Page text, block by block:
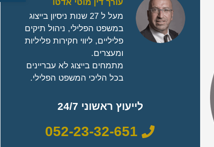
עורך דין מוטי אדטו
מעל ל 27 שנות ניסיון בייצוג
במשפט הפלילי, ניהול תיקים
פליליים, ליווי חקירות פליליות
ומעצרים.
מתמחים בייצוג לא עבריינים
בכל הליכי המשפט הפלילי.
לייעוץ ראשוני 24/7
052-23-32-651